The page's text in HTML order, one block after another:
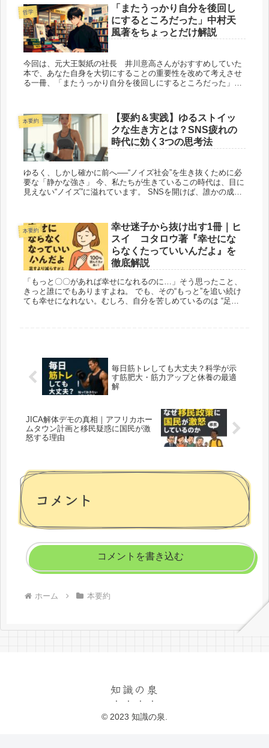
哲学
「またうっかり自分を後回し
にするところだった」中村天
風著をちょっとだけ解説
今回は、元大王製紙の社長 井川意高さんがおすすめしていた
本で、あなた自身を大切にすることの重要性を改めて考えさせ
る一冊、「またうっかり自分を後回しにするところだった」と
本要約
【要約＆実践】ゆるストイッ
クな生き方とは？SNS疲れの
時代に効く3つの思考法
ゆるく、しかし確かに前へ──“ノイズ社会”を生き抜くために必
要な「静かな強さ」 今、私たちが生きているこの時代は、目に
見えない“ノイズ”に溢れています。 SNSを開けば、誰かの成
本要約
幸せ迷子から抜け出す1冊｜ヒ
スイ コタロウ著『幸せにな
らなくたっていいんだよ』を
徹底解説
「もっと〇〇があれば幸せになれるのに…」そう思ったこと、
きっと誰にでもありますよね。 でも、その“もっと”を追い続け
ても幸せになれない。むしろ、自分を苦しめているのは “足り
毎日筋トレしても大丈夫？科学が示
す筋肥大・筋力アップと休養の最適
解
JICA解体デモの真相｜アフリカホー
ムタウン計画と移民疑惑に国民が激
怒する理由
コメント
コメントを書き込む
ホーム 本要約
知識の泉
© 2023 知識の泉.